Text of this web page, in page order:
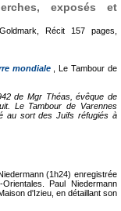
exposés et
Récit
157 pages,
mondiale, Le Tambour de
de Mgr Théas, évêque de
Le Tambour de Varennes
au sort des Juifs réfugiés à
(1h24) enregistrée
Paul Niedermann
d'Izieu, en détaillant son